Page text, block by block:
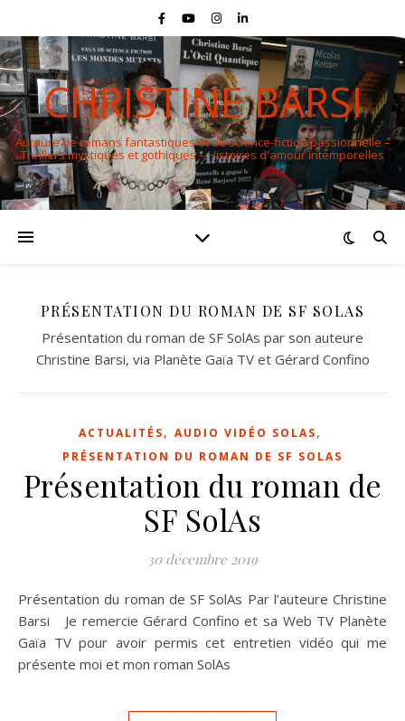
CHRISTINE BARSI
Auteure de romans fantastiques et de science-fiction passionnelle –
Thrillers mystiques et gothiques – Histoires d'amour intemporelles
PRÉSENTATION DU ROMAN DE SF SOLAS
Présentation du roman de SF SolAs par son auteure
Christine Barsi, via Planète Gaïa TV et Gérard Confino
ACTUALITÉS, AUDIO VIDÉO SOLAS,
PRÉSENTATION DU ROMAN DE SF SOLAS
Présentation du roman de
SF SolAs
30 décembre 2019
Présentation du roman de SF SolAs Par l’auteure Christine
Barsi Je remercie Gérard Confino et sa Web TV Planète
Gaïa TV pour avoir permis cet entretien vidéo qui me
présente moi et mon roman SolAs